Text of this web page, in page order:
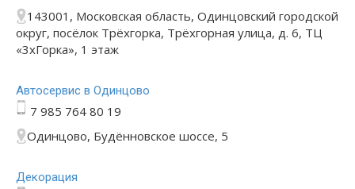
143001, Московская область, Одинцовский городской
округ, посёлок Трёхгорка, Трёхгорная улица, д. 6, ТЦ
«3хГорка», 1 этаж
Автосервис в Одинцово
7 985 764 80 19
Одинцово, Будённовское шоссе, 5
Декорация